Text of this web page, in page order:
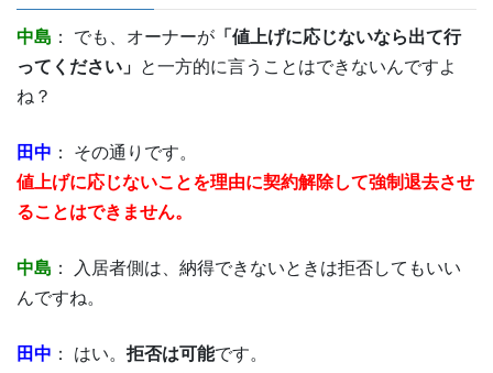
中島 ： でも、オーナーが 「値上げに応じないなら出て行
ってください」 と一方的に言うことはできないんですよ
ね？
田中 ： その通りです。
値上げに応じないことを理由に契約解除して強制退去させ
ることはできません。
中島 ： 入居者側は、納得できないときは拒否してもいい
んですね。
田中 ： はい。 拒否は可能です。